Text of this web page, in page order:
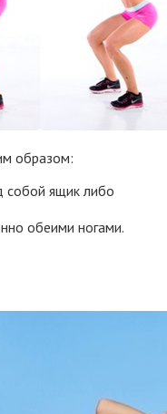
образом:
собой ящик либо
обеими ногами.